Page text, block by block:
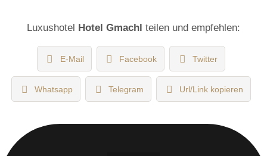
Luxushotel Hotel Gmachl teilen und empfehlen:
E-Mail Facebook Twitter
Whatsapp Telegram Url/Link kopieren